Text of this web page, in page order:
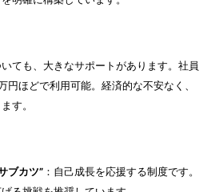
ても、大きなサポートがあります。社員
円ほどで利用可能。経済的な不安なく、
す。
ブカツ” ：自己成長を応援する制度です。